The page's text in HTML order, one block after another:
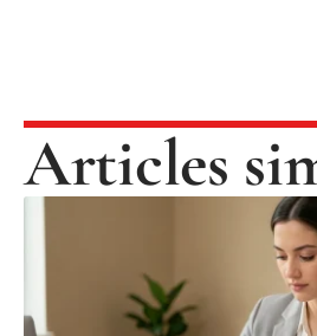
Articles